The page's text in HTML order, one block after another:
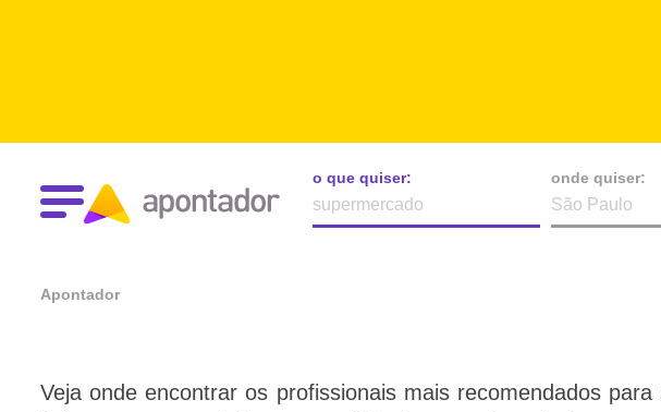
o que quiser:
onde quiser:
Apontador
Veja onde encontrar os profissionais mais recomendados